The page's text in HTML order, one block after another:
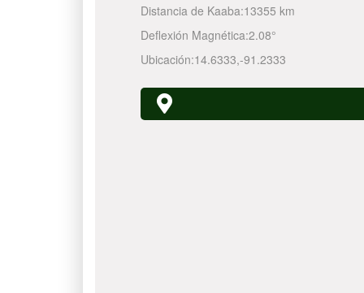
Distancia de Kaaba:13355 km
Deflexión Magnética:2.08°
Ubicación:14.6333,-91.2333